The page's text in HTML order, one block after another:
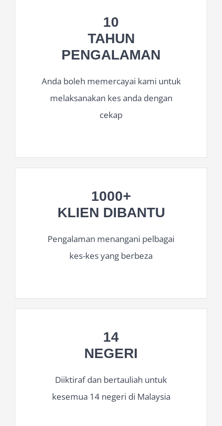
10
TAHUN
PENGALAMAN
Anda boleh memercayai kami untuk
melaksanakan kes anda dengan
cekap
1000+
KLIEN DIBANTU
Pengalaman menangani pelbagai
kes-kes yang berbeza
14
NEGERI
Diiktiraf dan bertauliah untuk
kesemua 14 negeri di Malaysia